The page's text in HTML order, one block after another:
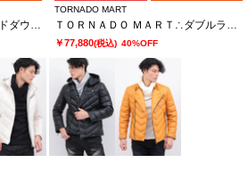
TORNADO MART∴T/Cスエードダウンブルゾン
TORNADO MART
ＴＯＲＮＡＤＯ ＭＡＲＴ∴ダブルライダースラムレザーダウン
￥77,880(税込) 40%OFF